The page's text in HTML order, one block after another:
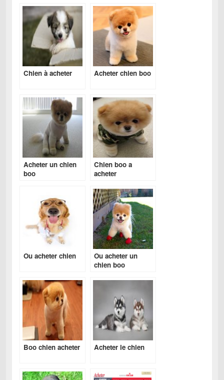
Chien à acheter Acheter chien boo
Acheter un chien
boo
Chien boo a
acheter
Ou acheter chien
Ou acheter un
chien boo
Boo chien acheter Acheter le chien